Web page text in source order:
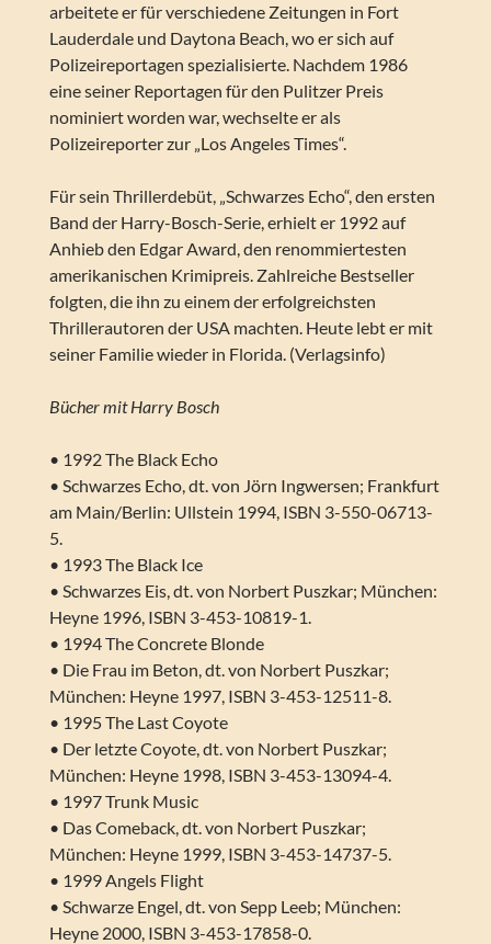
arbeitete er für verschiedene Zeitungen in Fort
Lauderdale und Daytona Beach, wo er sich auf
Polizeireportagen spezialisierte. Nachdem 1986
eine seiner Reportagen für den Pulitzer Preis
nominiert worden war, wechselte er als
Polizeireporter zur „Los Angeles Times“.
Für sein Thrillerdebüt, „Schwarzes Echo“, den ersten
Band der Harry-Bosch-Serie, erhielt er 1992 auf
Anhieb den Edgar Award, den renommiertesten
amerikanischen Krimipreis. Zahlreiche Bestseller
folgten, die ihn zu einem der erfolgreichsten
Thrillerautoren der USA machten. Heute lebt er mit
seiner Familie wieder in Florida. (Verlagsinfo)
Bücher mit Harry Bosch
• 1992 The Black Echo
• Schwarzes Echo, dt. von Jörn Ingwersen; Frankfurt
am Main/Berlin: Ullstein 1994, ISBN 3-550-06713-
5.
• 1993 The Black Ice
• Schwarzes Eis, dt. von Norbert Puszkar; München:
Heyne 1996, ISBN 3-453-10819-1.
• 1994 The Concrete Blonde
• Die Frau im Beton, dt. von Norbert Puszkar;
München: Heyne 1997, ISBN 3-453-12511-8.
• 1995 The Last Coyote
• Der letzte Coyote, dt. von Norbert Puszkar;
München: Heyne 1998, ISBN 3-453-13094-4.
• 1997 Trunk Music
• Das Comeback, dt. von Norbert Puszkar;
München: Heyne 1999, ISBN 3-453-14737-5.
• 1999 Angels Flight
• Schwarze Engel, dt. von Sepp Leeb; München:
Heyne 2000, ISBN 3-453-17858-0.